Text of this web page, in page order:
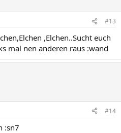
#13
,Elchen..Sucht euch
mal nen anderen raus :wand
#14
:sn7